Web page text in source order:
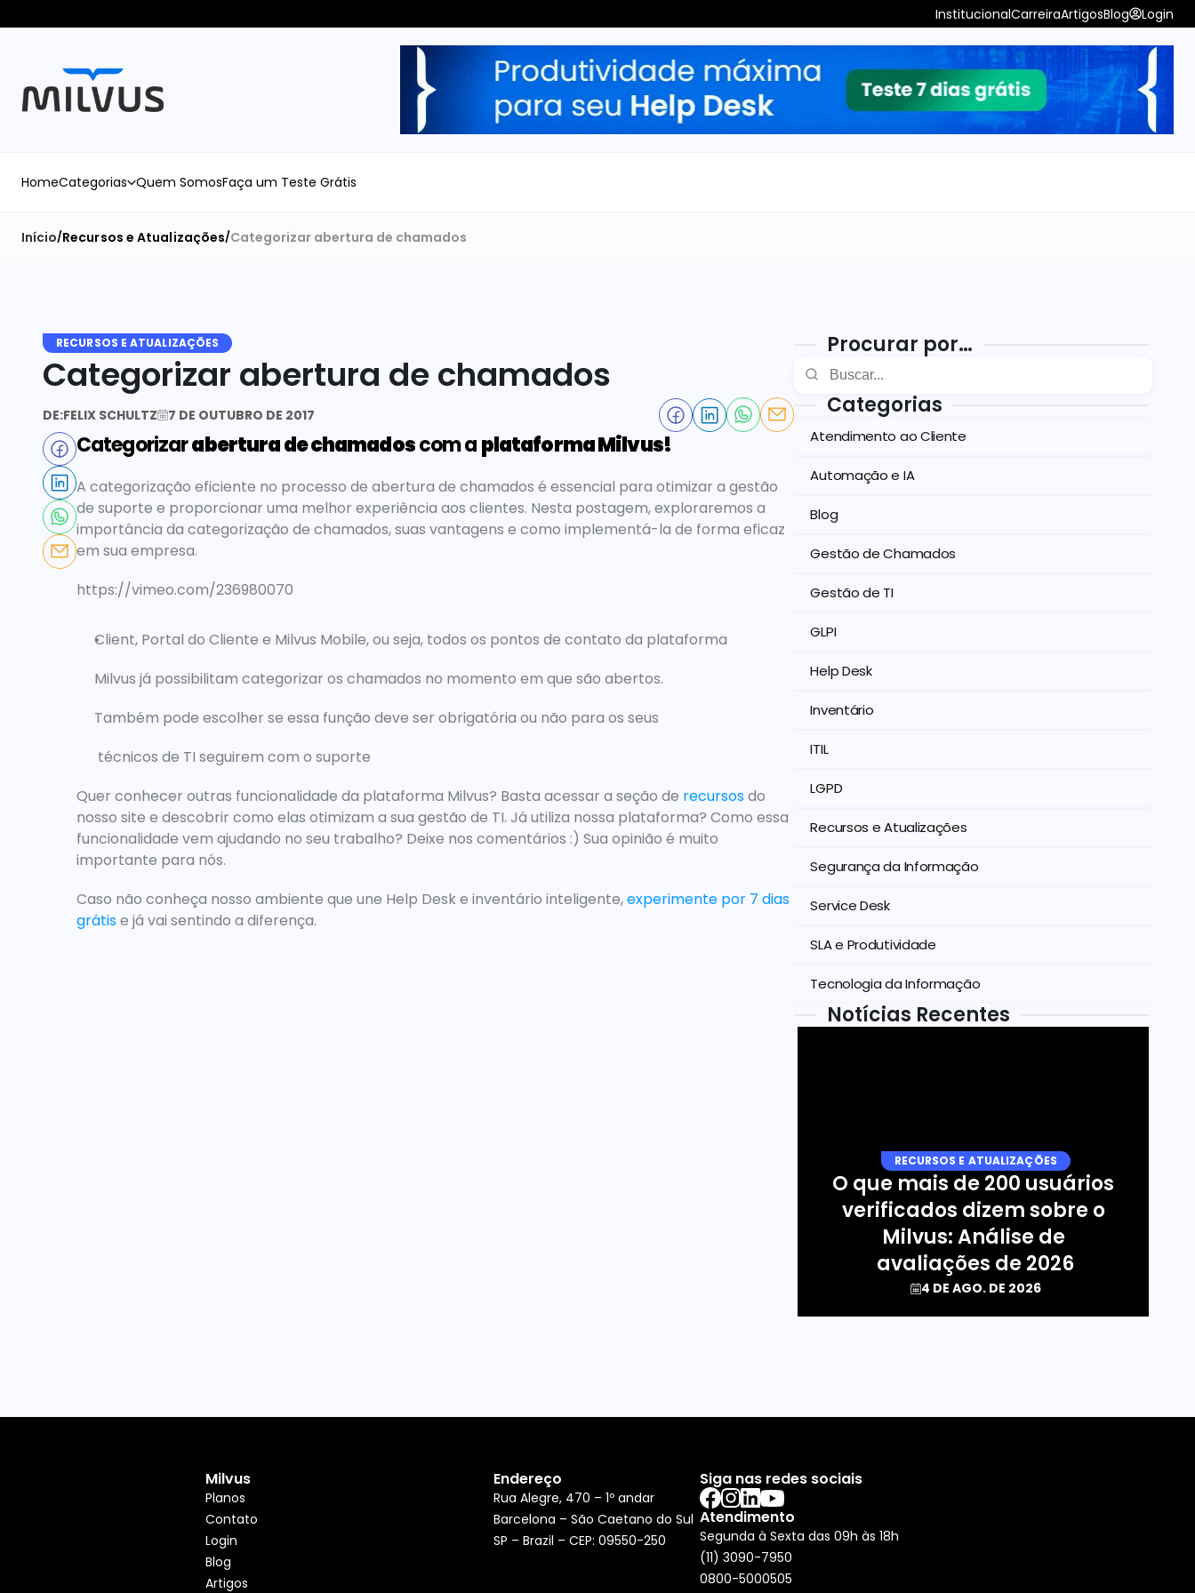
InstitucionalCarreiraArtigosBlog Login
HomeCategorias Quem SomosFaça um Teste Grátis
Início/Recursos e Atualizações/Categorizar abertura de chamados
RECURSOS E ATUALIZAÇÕES
Categorizar abertura de chamados
DE:FELIX SCHULTZ 7 DE OUTUBRO DE 2017
Categorizar abertura de chamados com a plataforma Milvus!
A categorização eficiente no processo de abertura de chamados é essencial para otimizar a gestão
de suporte e proporcionar uma melhor experiência aos clientes. Nesta postagem, exploraremos a
importância da categorização de chamados, suas vantagens e como implementá-la de forma eficaz
em sua empresa.
https://vimeo.com/236980070
Client, Portal do Cliente e Milvus Mobile, ou seja, todos os pontos de contato da plataforma
Milvus já possibilitam categorizar os chamados no momento em que são abertos.
Também pode escolher se essa função deve ser obrigatória ou não para os seus
técnicos de TI seguirem com o suporte
Quer conhecer outras funcionalidade da plataforma Milvus? Basta acessar a seção de recursosdo
nosso site e descobrir como elas otimizam a sua gestão de TI. Já utiliza nossa plataforma? Como essa
funcionalidade vem ajudando no seu trabalho? Deixe nos comentários :) Sua opinião é muito
importante para nós.
Caso não conheça nosso ambiente que une Help Desk e inventário inteligente, experimente por 7 dias
grátis e já vai sentindo a diferença.
Procurar por…
Categorias
Atendimento ao Cliente
Automação e IA
Blog
Gestão de Chamados
Gestão de TI
GLPI
Help Desk
Inventário
ITIL
LGPD
Recursos e Atualizações
Segurança da Informação
Service Desk
SLA e Produtividade
Tecnologia da Informação
Notícias Recentes
RECURSOS E ATUALIZAÇÕES
O que mais de 200 usuários
verificados dizem sobre o
Milvus: Análise de
avaliações de 2026
4 DE AGO. DE 2026
Milvus
Planos
Contato
Login
Blog
Artigos
Endereço
Rua Alegre, 470 – 1º andar
Barcelona – São Caetano do Sul
SP – Brazil – CEP: 09550-250
Siga nas redes sociais
Atendimento
Segunda à Sexta das 09h às 18h
(11) 3090-7950
0800-5000505